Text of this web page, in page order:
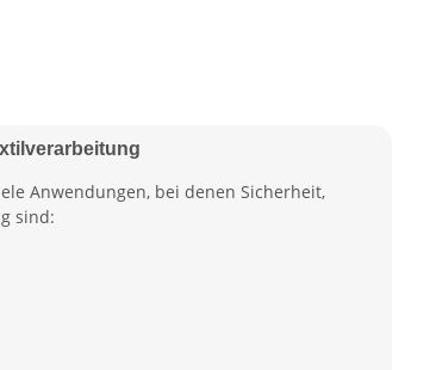
Anwendungen, bei denen Sicherheit,
sind: